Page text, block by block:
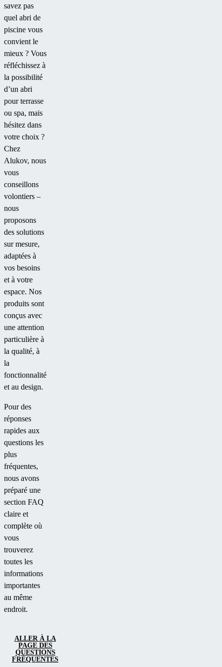
offrant des
places
couvertes et
produisant de
l'énergie verte
pour
l'éclairage
public ou
d'autres
services
municipaux.
savez pas
quel abri de
piscine vous
convient le
mieux ? Vous
réfléchissez à
la possibilité
d’un abri
pour terrasse
ou spa, mais
hésitez dans
votre choix ?
Chez
Alukov, nous
vous
conseillons
volontiers –
nous
proposons
des solutions
sur mesure,
adaptées à
vos besoins
et à votre
espace. Nos
produits sont
conçus avec
une attention
particulière à
la qualité, à
la
fonctionnalité
et au design.
Pour des
réponses
rapides aux
questions les
plus
fréquentes,
nous avons
préparé une
section FAQ
claire et
complète où
vous
trouverez
toutes les
informations
importantes
au même
endroit.
ALLER À LA
PAGE DES
QUESTIONS
FRÉQUENTES